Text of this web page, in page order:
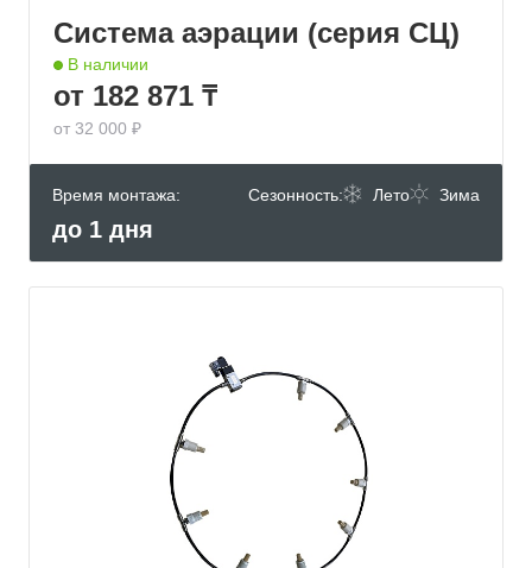
Система аэрации (серия СЦ)
В наличии
от 182 871 ₸
от 32 000 ₽
Время монтажа:
до 1 дня
Сезонность: Лето Зима